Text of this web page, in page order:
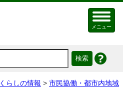
メニュー
くらしの情報 > 市民協働・都市内地域